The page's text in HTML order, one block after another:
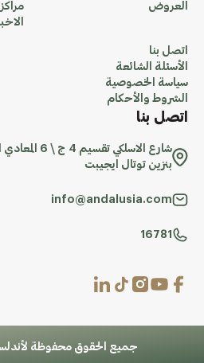
العروض
اتصل بنا
الأسئلة الشائعة
سياسة الخصوصية
الشروط والأحكام
اتصل بنا
شارع
بنزين توتال ايجيبت
info@andalusia.com
16781
جميع الحقوق محفوظة